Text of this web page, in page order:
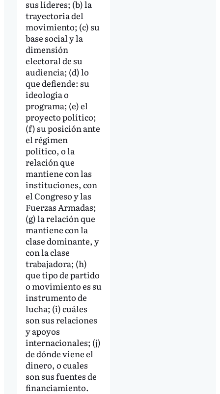
sus líderes; (b) la
trayectoria del
movimiento; (c) su
base social y la
dimensión
electoral de su
audiencia; (d) lo
que defiende: su
ideología o
programa; (e) el
proyecto político;
(f) su posición ante
el régimen
político, o la
relación que
mantiene con las
instituciones, con
el Congreso y las
Fuerzas Armadas;
(g) la relación que
mantiene con la
clase dominante, y
con la clase
trabajadora; (h)
que tipo de partido
o movimiento es su
instrumento de
lucha; (i) cuáles
son sus relaciones
y apoyos
internacionales; (j)
de dónde viene el
dinero, o cuales
son sus fuentes de
financiamiento.